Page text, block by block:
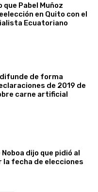
que Pabel Muñoz
en Quito con el
Ecuatoriano
de forma
de 2019 de
carne artificial
dijo que pidió al
la fecha de elecciones